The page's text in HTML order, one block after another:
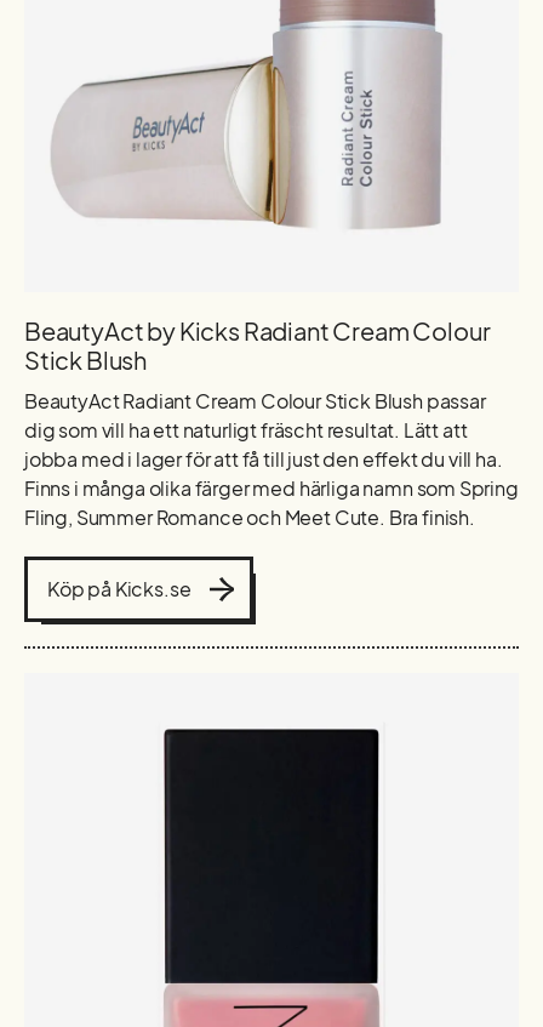
BeautyAct by Kicks Radiant Cream Colour
Stick Blush
BeautyAct Radiant Cream Colour Stick Blush passar
dig som vill ha ett naturligt fräscht resultat. Lätt att
jobba med i lager för att få till just den effekt du vill ha.
Finns i många olika färger med härliga namn som Spring
Fling, Summer Romance och Meet Cute. Bra finish.
Köp på Kicks.se